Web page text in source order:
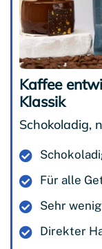
Kaffee
Klassik
Schokoladig,
Für alle
Sehr
Direkter